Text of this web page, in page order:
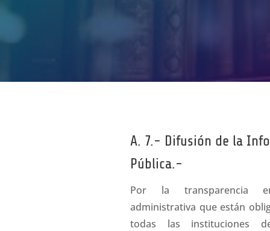
A. 7.- Difusión de la
Pública.-
Por la transparencia
administrativa que están
todas las instituciones